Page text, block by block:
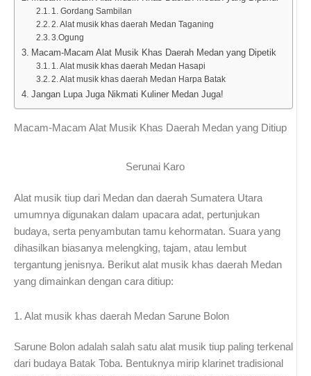
1. Gordang Sambilan
2. Alat musik khas daerah Medan Taganing
3.Ogung
Macam-Macam Alat Musik Khas Daerah Medan yang Dipetik
1. Alat musik khas daerah Medan Hasapi
2. Alat musik khas daerah Medan Harpa Batak
Jangan Lupa Juga Nikmati Kuliner Medan Juga!
Macam-Macam Alat Musik Khas Daerah Medan yang Ditiup
Serunai Karo
Alat musik tiup dari Medan dan daerah Sumatera Utara
umumnya digunakan dalam upacara adat, pertunjukan
budaya, serta penyambutan tamu kehormatan. Suara yang
dihasilkan biasanya melengking, tajam, atau lembut
tergantung jenisnya. Berikut alat musik khas daerah Medan
yang dimainkan dengan cara ditiup:
1. Alat musik khas daerah Medan Sarune Bolon
Sarune Bolon adalah salah satu alat musik tiup paling terkenal
dari budaya Batak Toba. Bentuknya mirip klarinet tradisional